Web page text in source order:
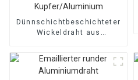
Dünnschichtbeschichteter
Wickeldraht aus